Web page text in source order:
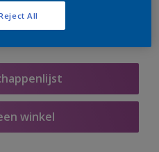
winkel
All